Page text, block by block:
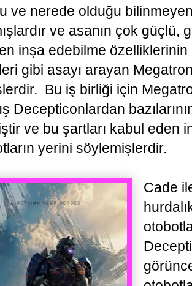
ve nerede olduğu
ve asanın çok güçlü,
inşa edebilme
gibi asayı arayan
Bu iş birliği için
Decepticonlardan
ve bu şartları kabul eden
yerini söylemişlerdir.
Cade